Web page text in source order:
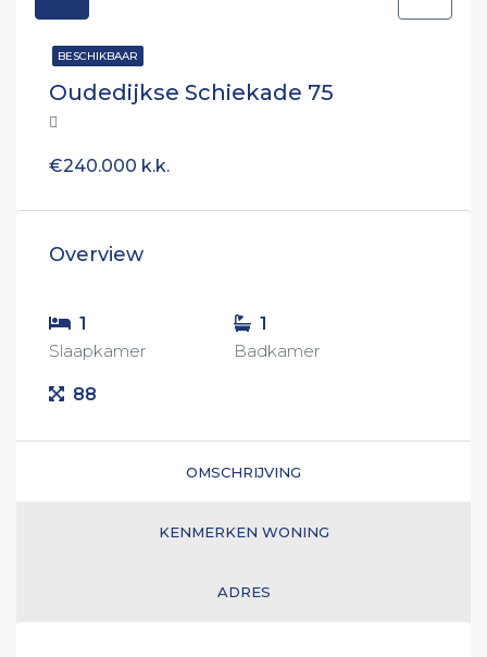
BESCHIKBAAR
Oudedijkse Schiekade 75
€240.000 k.k.
Overview
1
Slaapkamer
1
Badkamer
88
OMSCHRIJVING
KENMERKEN WONING
ADRES